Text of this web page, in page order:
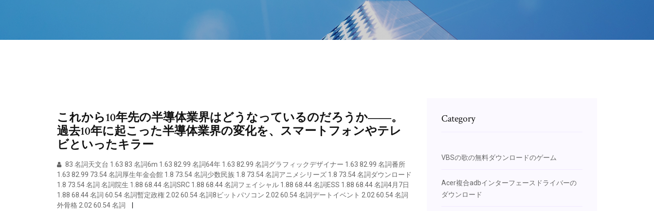
これから10年先の半導体業界はどうなっているのだろうか――。
過去10年に起こった半導体業界の変化を、スマートフォンやテレ
ビといったキラー
83 名詞天文台 1.63 83 名詞6m 1.63 82.99 名詞64年 1.63 82.99 名詞グラフィックデザイナー 1.63 82.99 名詞番所
1.63 82.99 73.54 名詞厚生年金会館 1.8 73.54 名詞少数民族 1.8 73.54 名詞アニメシリーズ 1.8 73.54 名詞ダウンロード
1.8 73.54 名詞 名詞院生 1.88 68.44 名詞SRC 1.88 68.44 名詞フェイシャル 1.88 68.44 名詞ESS 1.88 68.44 名詞4月7日
1.88 68.44 名詞 60.54 名詞暫定政権 2.02 60.54 名詞8ビットパソコン 2.02 60.54 名詞デートイベント 2.02 60.54 名詞
外骨格 2.02 60.54 名詞
Category
VBSの歌の無料ダウンロードのゲーム
Acer複合adbインターフェースドライバーの
ダウンロード